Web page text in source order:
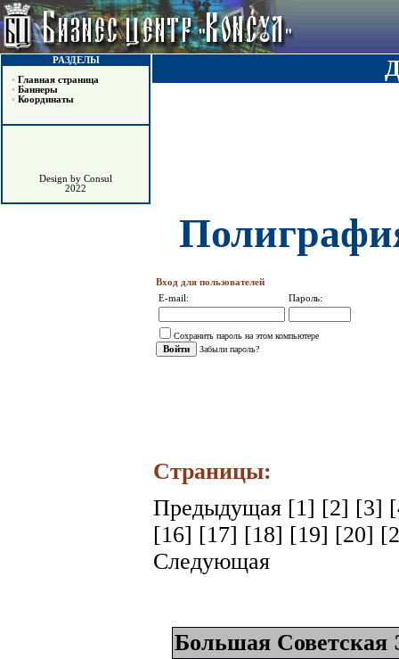
РАЗДЕЛЫ
• Главная страница
• Баннеры
• Координаты
Design by Consul
2022
Вход для пользователей
E-mail:
Пароль:
Сохранить пароль на этом компьютере
Забыли пароль?
Страницы:
Предыдущая [1] [2] [3]
[16] [17] [18] [19] [20]
Следующая
Большая Советская